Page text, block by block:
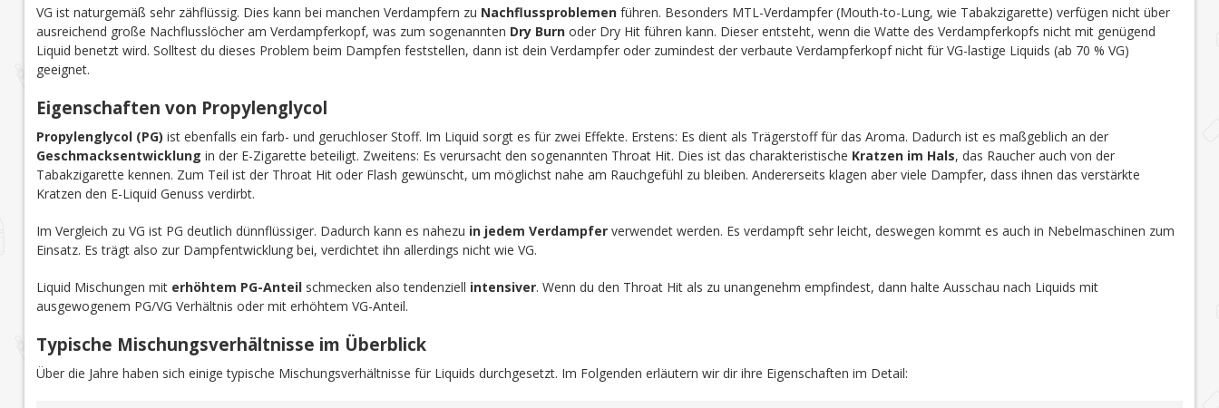
VG ist naturgemäß sehr zähflüssig. Dies kann bei manchen Verdampfern zu Nachflussproblemenführen. Besonders MTL-Verdampfer (Mouth-to-Lung, wie Tabakzigarette) verfügen nicht über
ausreichend große Nachflusslöcher am Verdampferkopf, was zum sogenannten Dry Burnoder Dry Hit führen kann. Dieser entsteht, wenn die Watte des Verdampferkopfs nicht mit genügend
Liquid benetzt wird. Solltest du dieses Problem beim Dampfen feststellen, dann ist dein Verdampfer oder zumindest der verbaute Verdampferkopf nicht für VG-lastige Liquids (ab 70 % VG)
geeignet.
Eigenschaften von Propylenglycol
Propylenglycol (PG) ist ebenfalls ein farb- und geruchloser Stoff. Im Liquid sorgt es für zwei Effekte. Erstens: Es dient als Trägerstoff für das Aroma. Dadurch ist es maßgeblich an der
Geschmacksentwicklung in der E-Zigarette beteiligt. Zweitens: Es verursacht den sogenannten Throat Hit. Dies ist das charakteristische Kratzen im Hals, das Raucher auch von der
Tabakzigarette kennen. Zum Teil ist der Throat Hit oder Flash gewünscht, um möglichst nahe am Rauchgefühl zu bleiben. Andererseits klagen aber viele Dampfer, dass ihnen das verstärkte
Kratzen den E-Liquid Genuss verdirbt.
Im Vergleich zu VG ist PG deutlich dünnflüssiger. Dadurch kann es nahezu in jedem Verdampferverwendet werden. Es verdampft sehr leicht, deswegen kommt es auch in Nebelmaschinen zum
Einsatz. Es trägt also zur Dampfentwicklung bei, verdichtet ihn allerdings nicht wie VG.
Liquid Mischungen mit erhöhtem PG-Anteilschmecken also tendenziell intensiver. Wenn du den Throat Hit als zu unangenehm empfindest, dann halte Ausschau nach Liquids mit
ausgewogenem PG/VG Verhältnis oder mit erhöhtem VG-Anteil.
Typische Mischungsverhältnisse im Überblick
Über die Jahre haben sich einige typische Mischungsverhältnisse für Liquids durchgesetzt. Im Folgenden erläutern wir dir ihre Eigenschaften im Detail: